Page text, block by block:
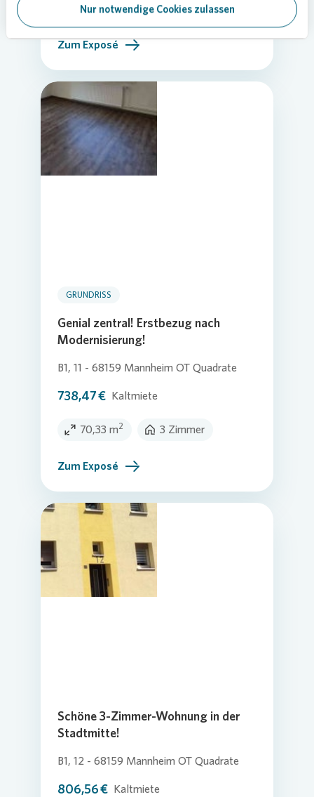
Nur notwendige Cookies zulassen
71,04 m2 3 Zimmer
Zum Exposé
GRUNDRISS
Genial zentral! Erstbezug nach
Modernisierung!
B1, 11 - 68159 Mannheim OT Quadrate
738,47 € Kaltmiete
70,33 m2 3 Zimmer
Zum Exposé
Schöne 3-Zimmer-Wohnung in der
Stadtmitte!
B1, 12 - 68159 Mannheim OT Quadrate
806,56 € Kaltmiete